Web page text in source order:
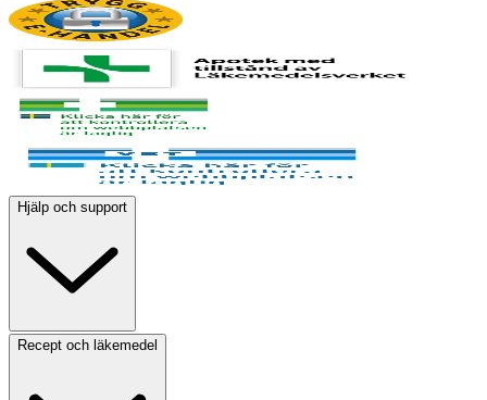
Hjälp och support
Recept och läkemedel